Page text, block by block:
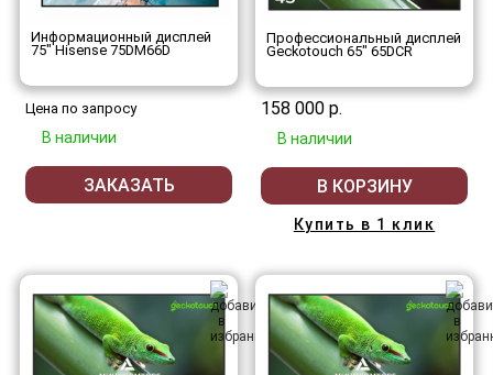
Информационный дисплей
75" Hisense 75DM66D
Цена по запросу
В наличии
ЗАКАЗАТЬ
Профессиональный дисплей
Geckotouch 65" 65DCR
158 000 р.
В наличии
В КОРЗИНУ
Купить в 1 клик